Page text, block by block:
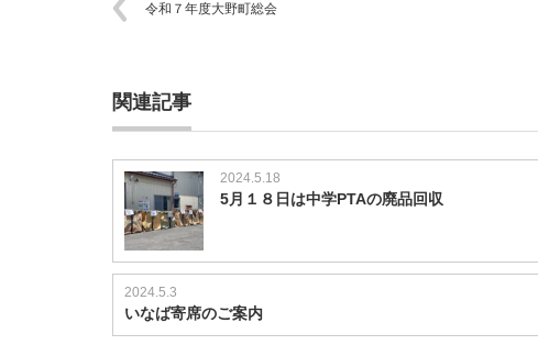
令和７年度大野町総会
関連記事
2024.5.18
5月１８日は中学PTAの廃品回収
2024.5.3
いなば寄席のご案内